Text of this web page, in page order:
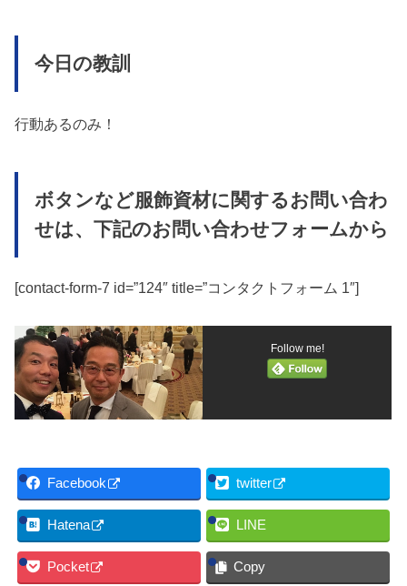
今日の教訓
行動あるのみ！
ボタンなど服飾資材に関するお問い合わ
せは、下記のお問い合わせフォームから
[contact-form-7 id=”124″ title=”コンタクトフォーム 1″]
Follow me!
Facebook twitter
Hatena LINE
Pocket Copy